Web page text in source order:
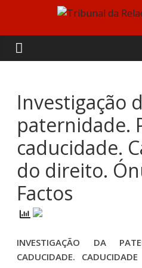
content
Tribunal
da
Relação
de
Coimbra
Investigação
paternidade.
caducidade.
do direito.
Factos
INVESTIGAÇÃO DA
CADUCIDADE.